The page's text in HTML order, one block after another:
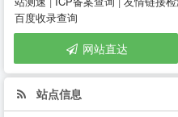
百度收录查询
网站直达
站点信息